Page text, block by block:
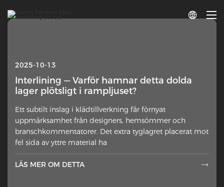

2025-10-13
Interlining — Varför hamnar detta dolda
lager plötsligt i rampljuset?
Ett subtilt inslag i klädtillverkning får förnyat
uppmärksamhet från designers, hemsömmer och
branschkommentatorer. Det extra tyglagret placerat mot
fel sida av yttre material ha
LÄS MER OM DETTA 